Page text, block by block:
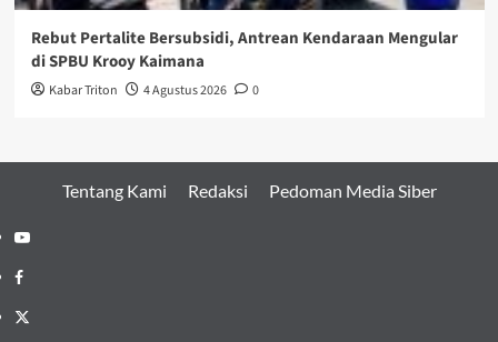
Rebut Pertalite Bersubsidi, Antrean Kendaraan Mengular
di SPBU Krooy Kaimana
Kabar Triton 4 Agustus 2026 0
Tentang Kami Redaksi Pedoman Media Siber
Youtube
Facebook
Twitter